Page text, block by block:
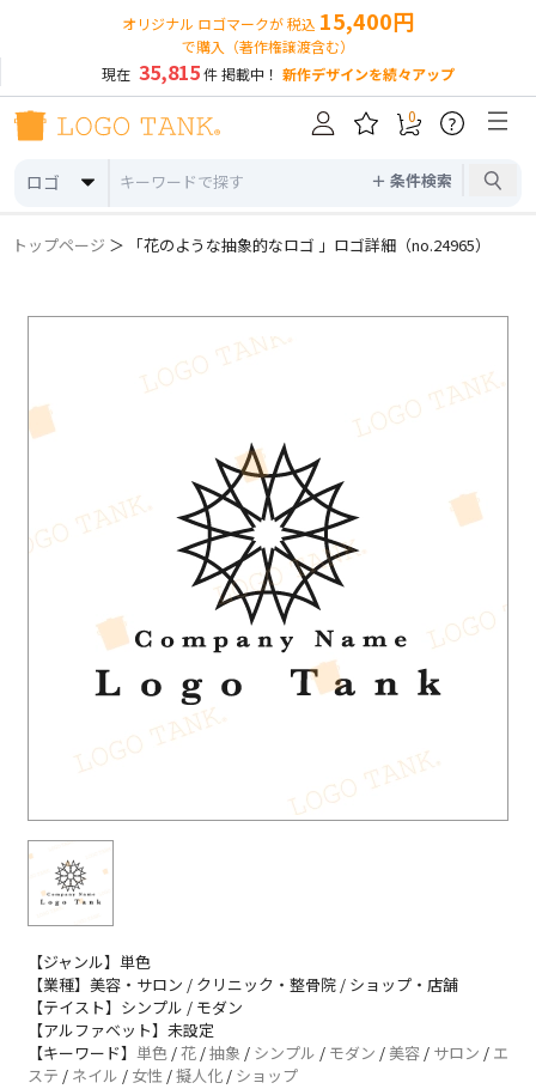
オリジナル ロゴマークが 税込 15,400円
で購入（著作権譲渡含む）
現在 35,815件 掲載中！ 新作デザインを続々アップ
ロゴ ＋ 条件検索
0 ?
トップページ ＞ 「花のような抽象的なロゴ 」ロゴ詳細（no.24965）
【ジャンル】単色
【業種】美容・サロン / クリニック・整骨院 / ショップ・店舗
【テイスト】シンプル / モダン
【アルファベット】未設定
【キーワード】 単色 /花 /抽象 / シンプル / モダン /美容 / サロン / エ
ステ / ネイル / 女性 /擬人化 / ショップ